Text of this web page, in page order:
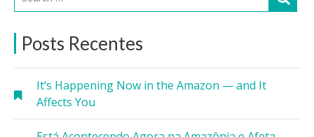
Posts Recentes
It’s Happening Now in the Amazon — and It
Affects You